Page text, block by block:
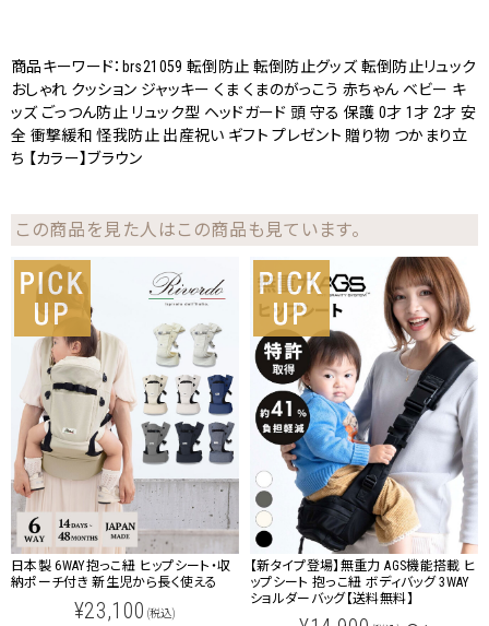
商品キーワード：brs21059 転倒防止 転倒防止グッズ 転倒防止リュック
おしゃれ クッション ジャッキー くま くまのがっこう 赤ちゃん ベビー キ
ッズ ごっつん防止 リュック型 ヘッドガード 頭 守る 保護 0才 1才 2才 安
全 衝撃緩和 怪我防止 出産祝い ギフト プレゼント 贈り物 つかまり立
ち 【カラー】ブラウン
この商品を見た人はこの商品も見ています。
日本製 6WAY抱っこ紐 ヒップシート・収
納ポーチ付き 新生児から長く使える
¥23,100 (税込)
【新タイプ登場】無重力 AGS機能搭載 ヒ
ップシート 抱っこ紐 ボディバッグ 3WAY
ショルダーバッグ【送料無料】